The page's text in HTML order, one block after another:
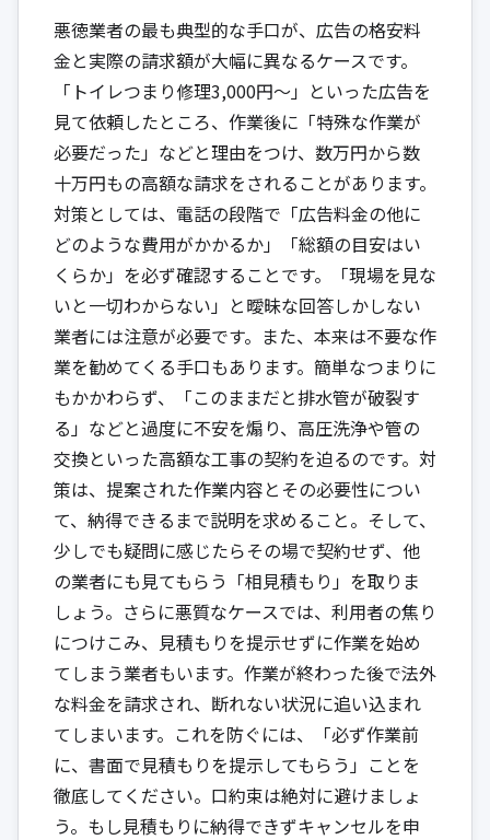
悪徳業者の最も典型的な手口が、広告の格安料
金と実際の請求額が大幅に異なるケースです。
「トイレつまり修理3,000円～」といった広告を
見て依頼したところ、作業後に「特殊な作業が
必要だった」などと理由をつけ、数万円から数
十万円もの高額な請求をされることがあります。
対策としては、電話の段階で「広告料金の他に
どのような費用がかかるか」「総額の目安はい
くらか」を必ず確認することです。「現場を見な
いと一切わからない」と曖昧な回答しかしない
業者には注意が必要です。また、本来は不要な作
業を勧めてくる手口もあります。簡単なつまりに
もかかわらず、「このままだと排水管が破裂す
る」などと過度に不安を煽り、高圧洗浄や管の
交換といった高額な工事の契約を迫るのです。対
策は、提案された作業内容とその必要性につい
て、納得できるまで説明を求めること。そして、
少しでも疑問に感じたらその場で契約せず、他
の業者にも見てもらう「相見積もり」を取りま
しょう。さらに悪質なケースでは、利用者の焦り
につけこみ、見積もりを提示せずに作業を始め
てしまう業者もいます。作業が終わった後で法外
な料金を請求され、断れない状況に追い込まれ
てしまいます。これを防ぐには、「必ず作業前
に、書面で見積もりを提示してもらう」ことを
徹底してください。口約束は絶対に避けましょ
う。もし見積もりに納得できずキャンセルを申